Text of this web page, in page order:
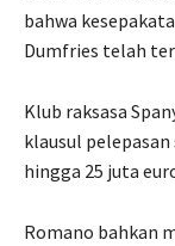
bahwa
Dumfries telah
Klub raksasa
klausul
hingga 25 juta
Romano bahkan